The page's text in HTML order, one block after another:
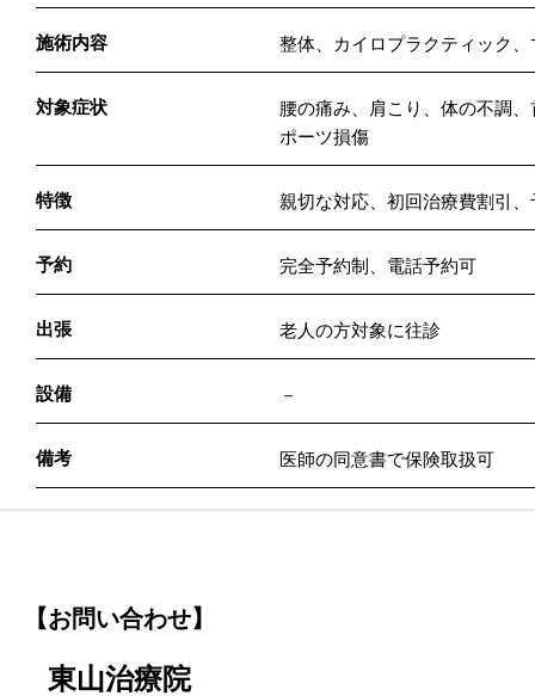
施術内容 整体、カイロプラクティック
対象症状
腰の痛み、肩こり、体の不調
ポーツ損傷
特徴 親切な対応、初回治療費割引、
予約 完全予約制、電話予約可
出張 老人の方対象に往診
設備 －
備考 医師の同意書で保険取扱可
【お問い合わせ】
東山治療院